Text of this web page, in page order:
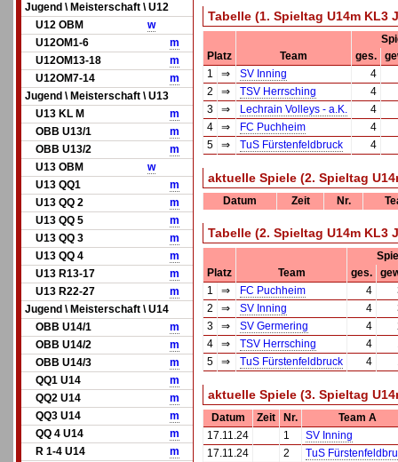
Jugend \ Meisterschaft \ U12
U12 OBM
w
U12OM1-6
m
U12OM13-18
m
U12OM7-14
m
Jugend \ Meisterschaft \ U13
U13 KL M
m
OBB U13/1
m
OBB U13/2
m
U13 OBM
w
U13 QQ1
m
U13 QQ 2
m
U13 QQ 5
m
U13 QQ 3
m
U13 QQ 4
m
U13 R13-17
m
U13 R22-27
m
Jugend \ Meisterschaft \ U14
OBB U14/1
m
OBB U14/2
m
OBB U14/3
m
QQ1 U14
m
QQ2 U14
m
QQ3 U14
m
QQ 4 U14
m
R 1-4 U14
m
Tabelle (1. Spieltag U14m KL3
Platz
Team ges.
1
⇒ SV Inning
4
2
⇒ TSV Herrsching
4
3
⇒ Lechrain Volleys - a.K.
4
4
⇒ FC Puchheim
4
5
⇒ TuS Fürstenfeldbruck 4
aktuelle Spiele (2. Spieltag
Datum Zeit Nr.
Tabelle (2. Spieltag U14m KL3
Platz
Team ges.
1
⇒ FC Puchheim 4
2
⇒ SV Inning 4
3
⇒ SV Germering 4
4
⇒ TSV Herrsching 4
5
⇒ TuS Fürstenfeldbruck 4
aktuelle Spiele (3. Spieltag
Datum Zeit Nr.
Team A
17.11.24
1
SV Inning
17.11.24
2
TuS